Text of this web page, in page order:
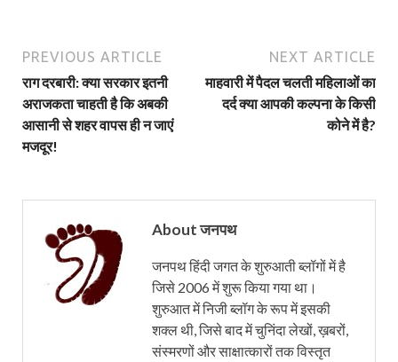
PREVIOUS ARTICLE
राग दरबारी: क्या सरकार इतनी
अराजकता चाहती है कि अबकी
आसानी से शहर वापस ही न जाएं
मजदूर!
NEXT ARTICLE
माहवारी में पैदल चलती महिलाओं का
दर्द क्या आपकी कल्पना के किसी
कोने में है?
About जनपथ
जनपथ हिंदी जगत के शुरुआती ब्लॉगों में है
जिसे 2006 में शुरू किया गया था।
शुरुआत में निजी ब्लॉग के रूप में इसकी
शक्ल थी, जिसे बाद में चुनिंदा लेखों, ख़बरों,
संस्मरणों और साक्षात्कारों तक विस्तृत